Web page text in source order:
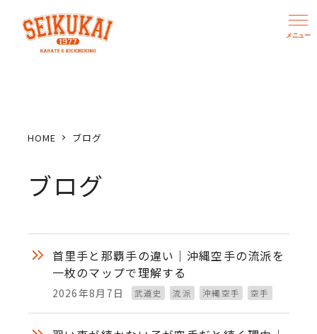
HOME ブログ
ブログ
首里手と那覇手の違い｜沖縄空手の流派を
一枚のマップで理解する
投稿日
2026年8月7日 武道史 流派 沖縄空手 空手